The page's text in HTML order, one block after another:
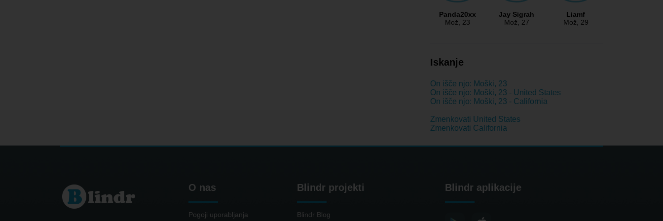
Panda20xx
Mož, 23
Jay Sigrah
Mož, 27
Liamf
Mož, 29
Iskanje
On išče njo: Moški, 23
On išče njo: Moški, 23 - United States
On išče njo: Moški, 23 - California
Zmenkovati United States
Zmenkovati California
O nas
Pogoji uporabljanja
Blindr projekti
Blindr Blog
Blindr aplikacije